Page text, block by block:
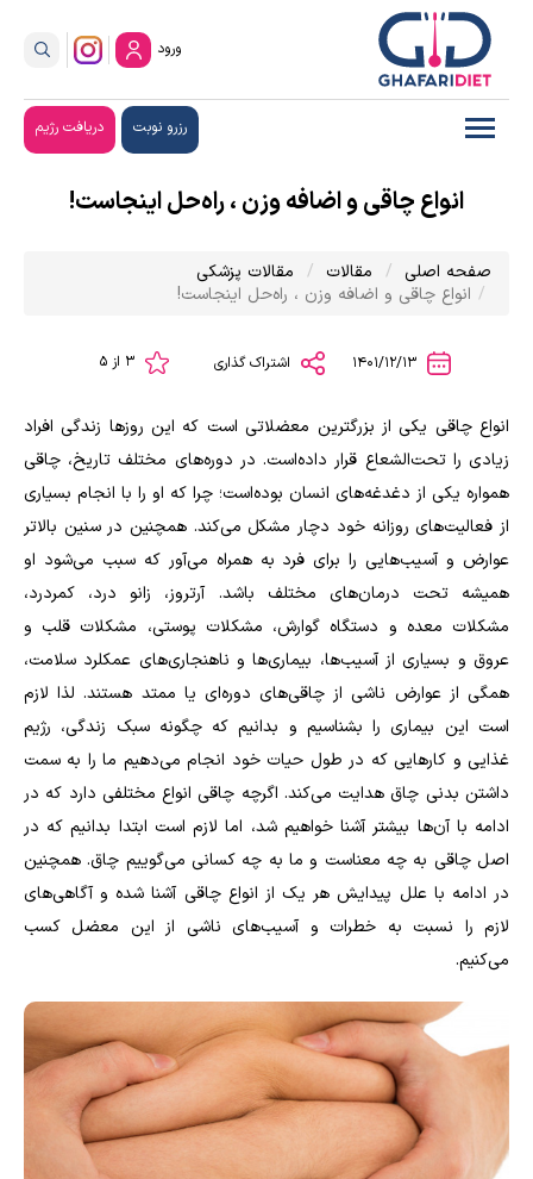
ورود
رزرو نوبت دریافت رژیم
انواع چاقی و اضافه وزن ، راه‌حل اینجاست!
صفحه اصلی مقالات
مقالات پزشکی
انواع چاقی و اضافه وزن ، راه‌حل اینجاست!
اشتراک گذاری
انواع چاقی یکی از بزرگترین معضلاتی است که این روز‌ها زندگی افراد
زیادی را تحت‌الشعاع قرار داده‌است. در دوره‌های مختلف تاریخ، چاقی
همواره یکی از دغدغه‌های انسان بوده‌است؛ چرا که او را با انجام بسیاری
از فعالیت‌های روزانه خود دچار مشکل می‌کند. همچنین در سنین بالاتر
عوارض و آسیب‌هایی را برای فرد به همراه می‌آور که سبب می‌شود او
همیشه تحت درمان‌های مختلف باشد. آرتروز، زانو درد، کمردرد،
مشکلات معده و دستگاه گوارش، مشکلات پوستی، مشکلات قلب و
عروق و بسیاری از آسیب‌ها، بیماری‌ها و ناهنجاری‌های عمکلرد سلامت،
همگی از عوارض ناشی از چاقی‌های دوره‌ای یا ممتد هستند. لذا لازم
است این بیماری را بشناسیم و بدانیم که چگونه سبک زندگی، رژیم
غذایی و کارهایی که در طول حیات خود انجام می‌دهیم ما را به سمت
داشتن بدنی چاق هدایت می‌کند. اگرچه چاقی انواع مختلفی دارد که در
ادامه با آن‌ها بیشتر آشنا خواهیم شد، اما لازم است ابتدا بدانیم که در
اصل چاقی به چه معناست و ما به چه کسانی می‌گوییم چاق. همچنین
در ادامه با علل پیدایش هر یک از انواع چاقی آشنا شده و آگاهی‌های
لازم را نسبت به خطرات و آسیب‌های ناشی از این معضل کسب
می‌کنیم.